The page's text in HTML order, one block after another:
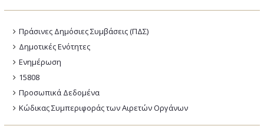
Πράσινες Δημόσιες Συμβάσεις (ΠΔΣ)
Δημοτικές Ενότητες
Ενημέρωση
15808
Προσωπικά Δεδομένα
Κώδικας Συμπεριφοράς των Αιρετών Οργάνων